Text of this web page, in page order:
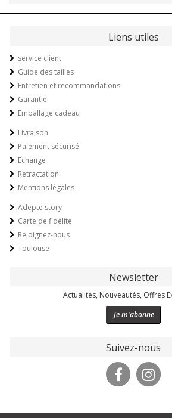
Liens utiles
service client
Guide des tailles
Entretien et recommandations
Garantie
Emballage cadeau
Livraison
Paiement sécurisé
Echange
Rétractation
Mentions légales
Adepte story
Carte de fidélité
Rejoignez-nous
Toulouse
Newsletter
Actualités, Nouveautés, Offres
Je m'abonne
Suivez-nous